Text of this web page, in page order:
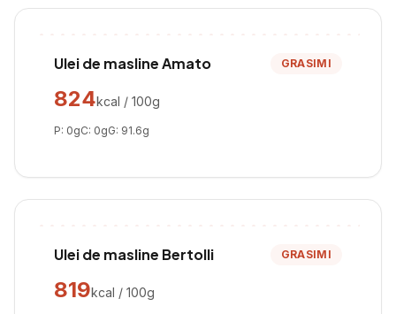
Ulei de masline Amato GRASIMI
824kcal / 100g
P: 0gC: 0gG: 91.6g
Ulei de masline Bertolli GRASIMI
819kcal / 100g